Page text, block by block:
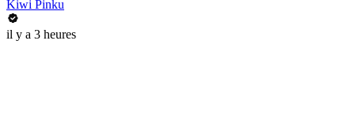
Kiwi Pinku
il y a 3 heures